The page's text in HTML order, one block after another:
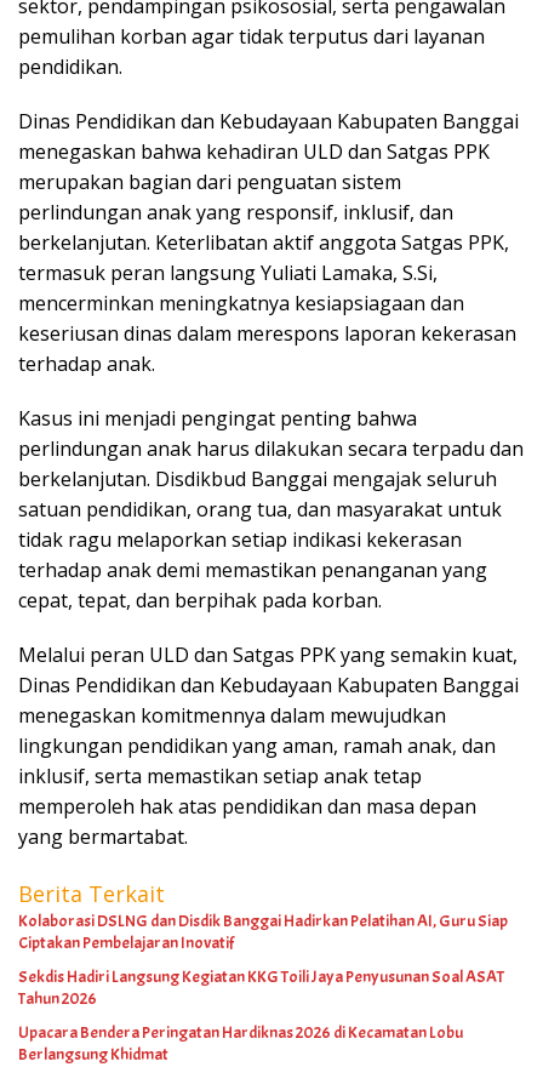
sektor, pendampingan psikososial, serta pengawalan
pemulihan korban agar tidak terputus dari layanan
pendidikan.
Dinas Pendidikan dan Kebudayaan Kabupaten Banggai
menegaskan bahwa kehadiran ULD dan Satgas PPK
merupakan bagian dari penguatan sistem
perlindungan anak yang responsif, inklusif, dan
berkelanjutan. Keterlibatan aktif anggota Satgas PPK,
termasuk peran langsung Yuliati Lamaka, S.Si,
mencerminkan meningkatnya kesiapsiagaan dan
keseriusan dinas dalam merespons laporan kekerasan
terhadap anak.
Kasus ini menjadi pengingat penting bahwa
perlindungan anak harus dilakukan secara terpadu dan
berkelanjutan. Disdikbud Banggai mengajak seluruh
satuan pendidikan, orang tua, dan masyarakat untuk
tidak ragu melaporkan setiap indikasi kekerasan
terhadap anak demi memastikan penanganan yang
cepat, tepat, dan berpihak pada korban.
Melalui peran ULD dan Satgas PPK yang semakin kuat,
Dinas Pendidikan dan Kebudayaan Kabupaten Banggai
menegaskan komitmennya dalam mewujudkan
lingkungan pendidikan yang aman, ramah anak, dan
inklusif, serta memastikan setiap anak tetap
memperoleh hak atas pendidikan dan masa depan
yang bermartabat.
Berita Terkait
Kolaborasi DSLNG dan Disdik Banggai Hadirkan Pelatihan AI, Guru Siap
Ciptakan Pembelajaran Inovatif
Sekdis Hadiri Langsung Kegiatan KKG Toili Jaya Penyusunan Soal ASAT
Tahun 2026
Upacara Bendera Peringatan Hardiknas 2026 di Kecamatan Lobu
Berlangsung Khidmat